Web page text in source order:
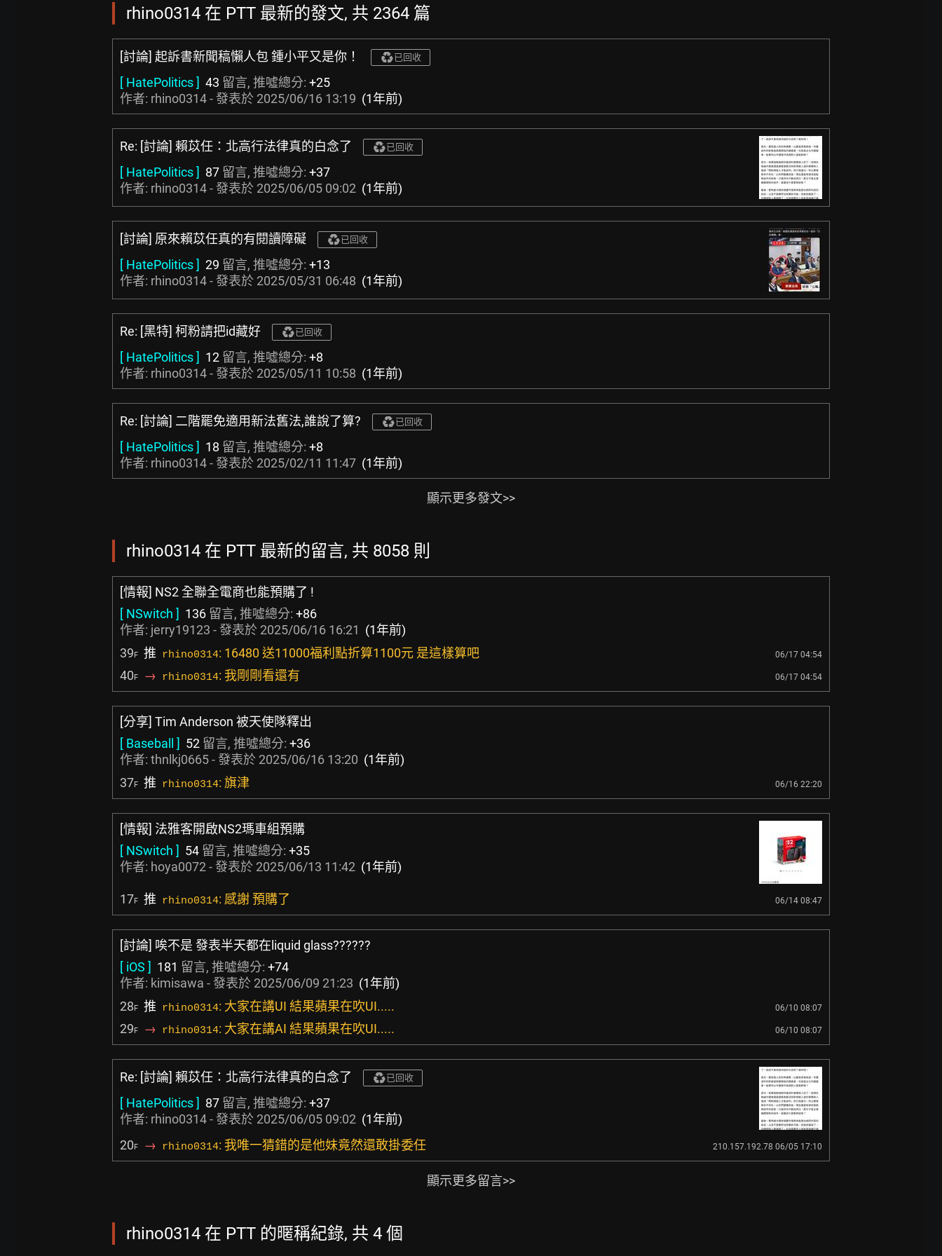
rhino0314 在 PTT 最新的發文, 共 2364 篇
[討論] 起訴書新聞稿懶人包 鍾小平又是你！ 已回收
[ HatePolitics ] 43 留言, 推噓總分: +25
作者: rhino0314 - 發表於 2025/06/16 13:19 (1年前)
Re: [討論] 賴苡任：北高行法律真的白念了 已回收
[ HatePolitics ] 87 留言, 推噓總分: +37
作者: rhino0314 - 發表於 2025/06/05 09:02 (1年前)
[討論] 原來賴苡任真的有閱讀障礙 已回收
[ HatePolitics ] 29 留言, 推噓總分: +13
作者: rhino0314 - 發表於 2025/05/31 06:48 (1年前)
Re: [黑特] 柯粉請把id藏好 已回收
[ HatePolitics ] 12 留言, 推噓總分: +8
作者: rhino0314 - 發表於 2025/05/11 10:58 (1年前)
Re: [討論] 二階罷免適用新法舊法,誰說了算? 已回收
[ HatePolitics ] 18 留言, 推噓總分: +8
作者: rhino0314 - 發表於 2025/02/11 11:47 (1年前)
顯示更多發文>>
rhino0314 在 PTT 最新的留言, 共 8058 則
[情報] NS2 全聯全電商也能預購了 !
[ NSwitch ] 136 留言, 推噓總分: +86
作者: jerry19123 - 發表於 2025/06/16 16:21 (1年前)
39F 推 rhino0314: 16480 送11000福利點折算1100元 是這樣算吧 06/17 04:54
40F → rhino0314: 我剛剛看還有 06/17 04:54
[分享] Tim Anderson 被天使隊釋出
[ Baseball ] 52 留言, 推噓總分: +36
作者: thnlkj0665- 發表於 2025/06/16 13:20 (1年前)
37F 推 rhino0314: 旗津 06/16 22:20
[情報] 法雅客開啟NS2瑪車組預購
[ NSwitch ] 54 留言, 推噓總分: +35
作者: hoya0072 - 發表於 2025/06/13 11:42 (1年前)
17F 推 rhino0314: 感謝 預購了 06/14 08:47
[討論] 唉不是 發表半天都在liquid glass??????
[ iOS ] 181 留言, 推噓總分: +74
作者: kimisawa - 發表於 2025/06/09 21:23 (1年前)
28F 推 rhino0314: 大家在講UI 結果蘋果在吹UI..... 06/10 08:07
29F → rhino0314: 大家在講AI 結果蘋果在吹UI..... 06/10 08:07
Re: [討論] 賴苡任：北高行法律真的白念了 已回收
[ HatePolitics ] 87 留言, 推噓總分: +37
作者: rhino0314 - 發表於 2025/06/05 09:02 (1年前)
20F → rhino0314: 我唯一猜錯的是他妹竟然還敢掛委任 210.157.192.78 06/05 17:10
顯示更多留言>>
rhino0314 在 PTT 的暱稱紀錄, 共 4 個